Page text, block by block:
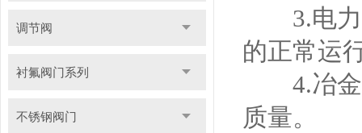
调节阀
衬氟阀门系列
不锈钢阀门
3.电力
的正常运
4.冶金
质量。